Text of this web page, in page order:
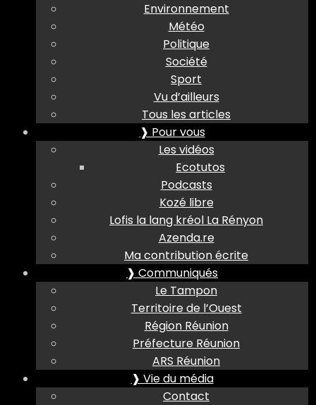
Environnement
Météo
Politique
Société
Sport
Vu d’ailleurs
Tous les articles
❱ Pour vous
Les vidéos
Ecotutos
Podcasts
Kozé libre
Lofis la lang kréol La Rényon
Azenda.re
Ma contribution écrite
❱ Communiqués
Le Tampon
Territoire de l’Ouest
Région Réunion
Préfecture Réunion
ARS Réunion
❱ Vie du média
Contact